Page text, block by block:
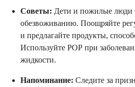
Советы: Дети и пожилые люди
обезвоживанию. Поощряйте
и предлагайте продукты,
Используйте РОР при
жидкости.
Напоминание: Следите за